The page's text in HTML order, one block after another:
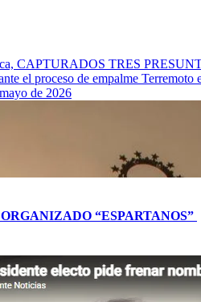
CAPTURADOS TRES
el proceso de empalme Terremoto
de 2026
“ESPARTANOS”